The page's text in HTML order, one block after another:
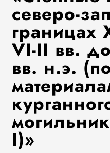
северо-
границах
VI-II вв.
вв. н.э.
I)»